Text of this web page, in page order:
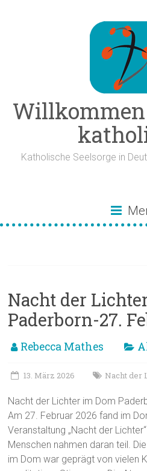
Willkommen
Katholische Seelsorge in
Nacht der
Paderborn-27.
Rebecca Mathes
13. März 2026 Nacht der
Nacht der Lichter im Dom
Am 27. Februar 2026 fand im
Veranstaltung „Nacht der
Menschen nahmen daran teil.
im Dom war geprägt von vielen